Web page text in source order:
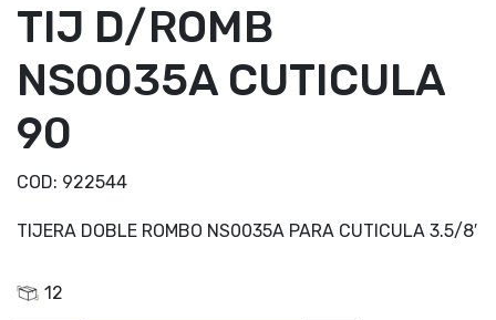
TIJ D/ROMB
NS0035A CUTICULA
90
COD: 922544
TIJERA DOBLE ROMBO NS0035A PARA CUTICULA 3.5/8′
12